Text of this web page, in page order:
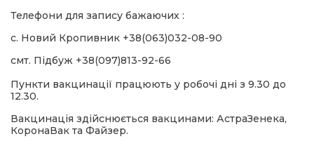
Телефони для запису бажаючих :
с. Новий Кропивник +38(063)032-08-90
смт. Підбуж +38(097)813-92-66
Пункти вакцинації працюють у робочі дні з 9.30 до
12.30.
Вакцинація здійснюється вакцинами: АстраЗенека,
КоронаВак та Файзер.